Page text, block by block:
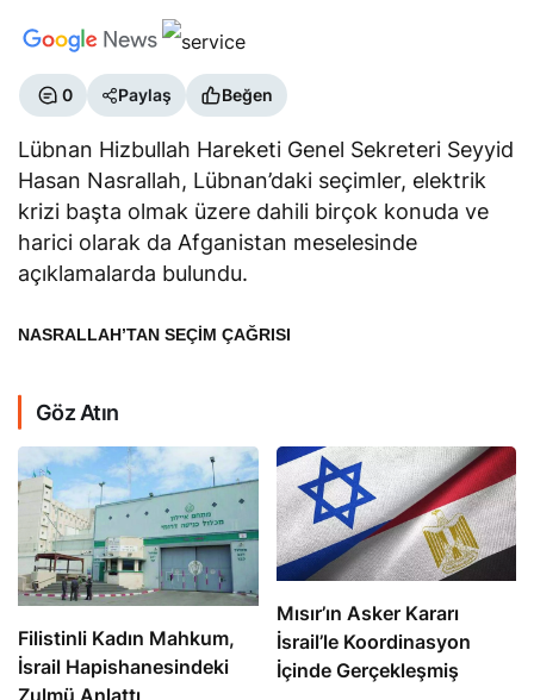
0 Paylaş Beğen
Lübnan Hizbullah Hareketi Genel Sekreteri Seyyid
Hasan Nasrallah, Lübnan’daki seçimler, elektrik
krizi başta olmak üzere dahili birçok konuda ve
harici olarak da Afganistan meselesinde
açıklamalarda bulundu.
NASRALLAH’TAN SEÇİM ÇAĞRISI
Göz Atın
Filistinli Kadın Mahkum,
İsrail Hapishanesindeki
Zulmü Anlattı
Mısır’ın Asker Kararı
İsrail’le Koordinasyon
İçinde Gerçekleşmiş